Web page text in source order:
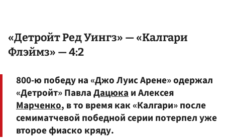
«Детройт Ред Уингз» — «Калгари
Флэймз» — 4:2
800-ю победу на «Джо Луис Арене» одержал
«Детройт» ПавлаДацюкаи Алексея
Марченко, в то время как «Калгари» после
семиматчевой победной серии потерпел уже
второе фиаско кряду.